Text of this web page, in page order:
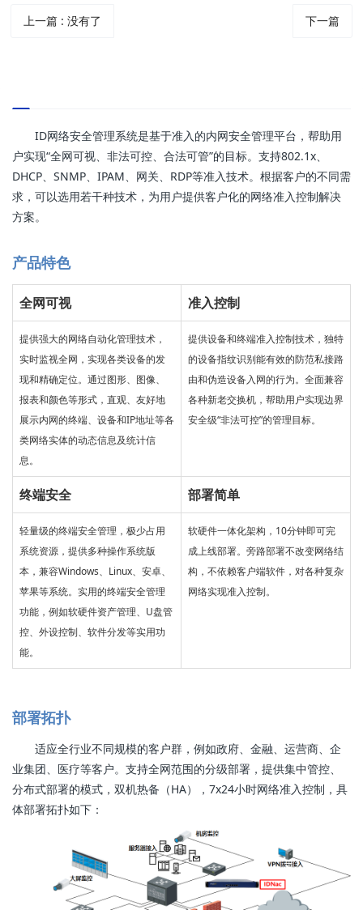
上一篇 :没有了 下一篇
ID网络安全管理系统是基于准入的内网安全管理平台，帮助用
户实现“全网可视、非法可控、合法可管”的目标。支持802.1x、
DHCP、SNMP、IPAM、网关、RDP等准入技术。根据客户的不同需
求，可以选用若干种技术，为用户提供客户化的网络准入控制解决
方案。
产品特色
全网可视 准入控制
提供强大的网络自动化管理技术，
实时监视全网，实现各类设备的发
现和精确定位。通过图形、图像、
报表和颜色等形式，直观、友好地
展示内网的终端、设备和IP地址等各
类网络实体的动态信息及统计信
息。
提供设备和终端准入控制技术，独特
的设备指纹识别能有效的防范私接路
由和伪造设备入网的行为。全面兼容
各种新老交换机，帮助用户实现边界
安全级“非法可控”的管理目标。
终端安全 部署简单
轻量级的终端安全管理，极少占用
系统资源，提供多种操作系统版
本，兼容Windows、Linux、安卓、
苹果等系统。实用的终端安全管理
功能，例如软硬件资产管理、U盘管
控、外设控制、软件分发等实用功
能。
软硬件一体化架构，10分钟即可完
成上线部署。旁路部署不改变网络结
构，不依赖客户端软件，对各种复杂
网络实现准入控制。
部署拓扑
适应全行业不同规模的客户群，例如政府、金融、运营商、企
业集团、医疗等客户。支持全网范围的分级部署，提供集中管控、
分布式部署的模式，双机热备（HA），7x24小时网络准入控制，具
体部署拓扑如下：